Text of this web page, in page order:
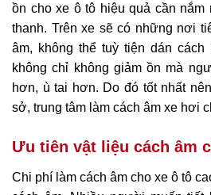
ồn cho xe ô tô hiệu quả cần nắm
thanh. Trên xe sẽ có những nơi
âm, không thể tuỳ tiện dán
không chỉ không giảm ồn mà
hơn, ù tai hơn. Do đó tốt nhất
sở, trung tâm làm cách âm xe hơi
Ưu tiên vật liệu cách âm
Chi phí làm cách âm cho xe ô tô